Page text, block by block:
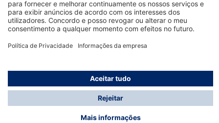
Informações
© Dräger Portugal, Lda, 2024
* Todos os preços excl. IVA mais
possíveis taxas de entrega, se não for indicado o